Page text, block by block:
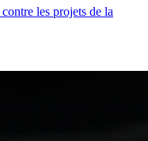
les projets de la